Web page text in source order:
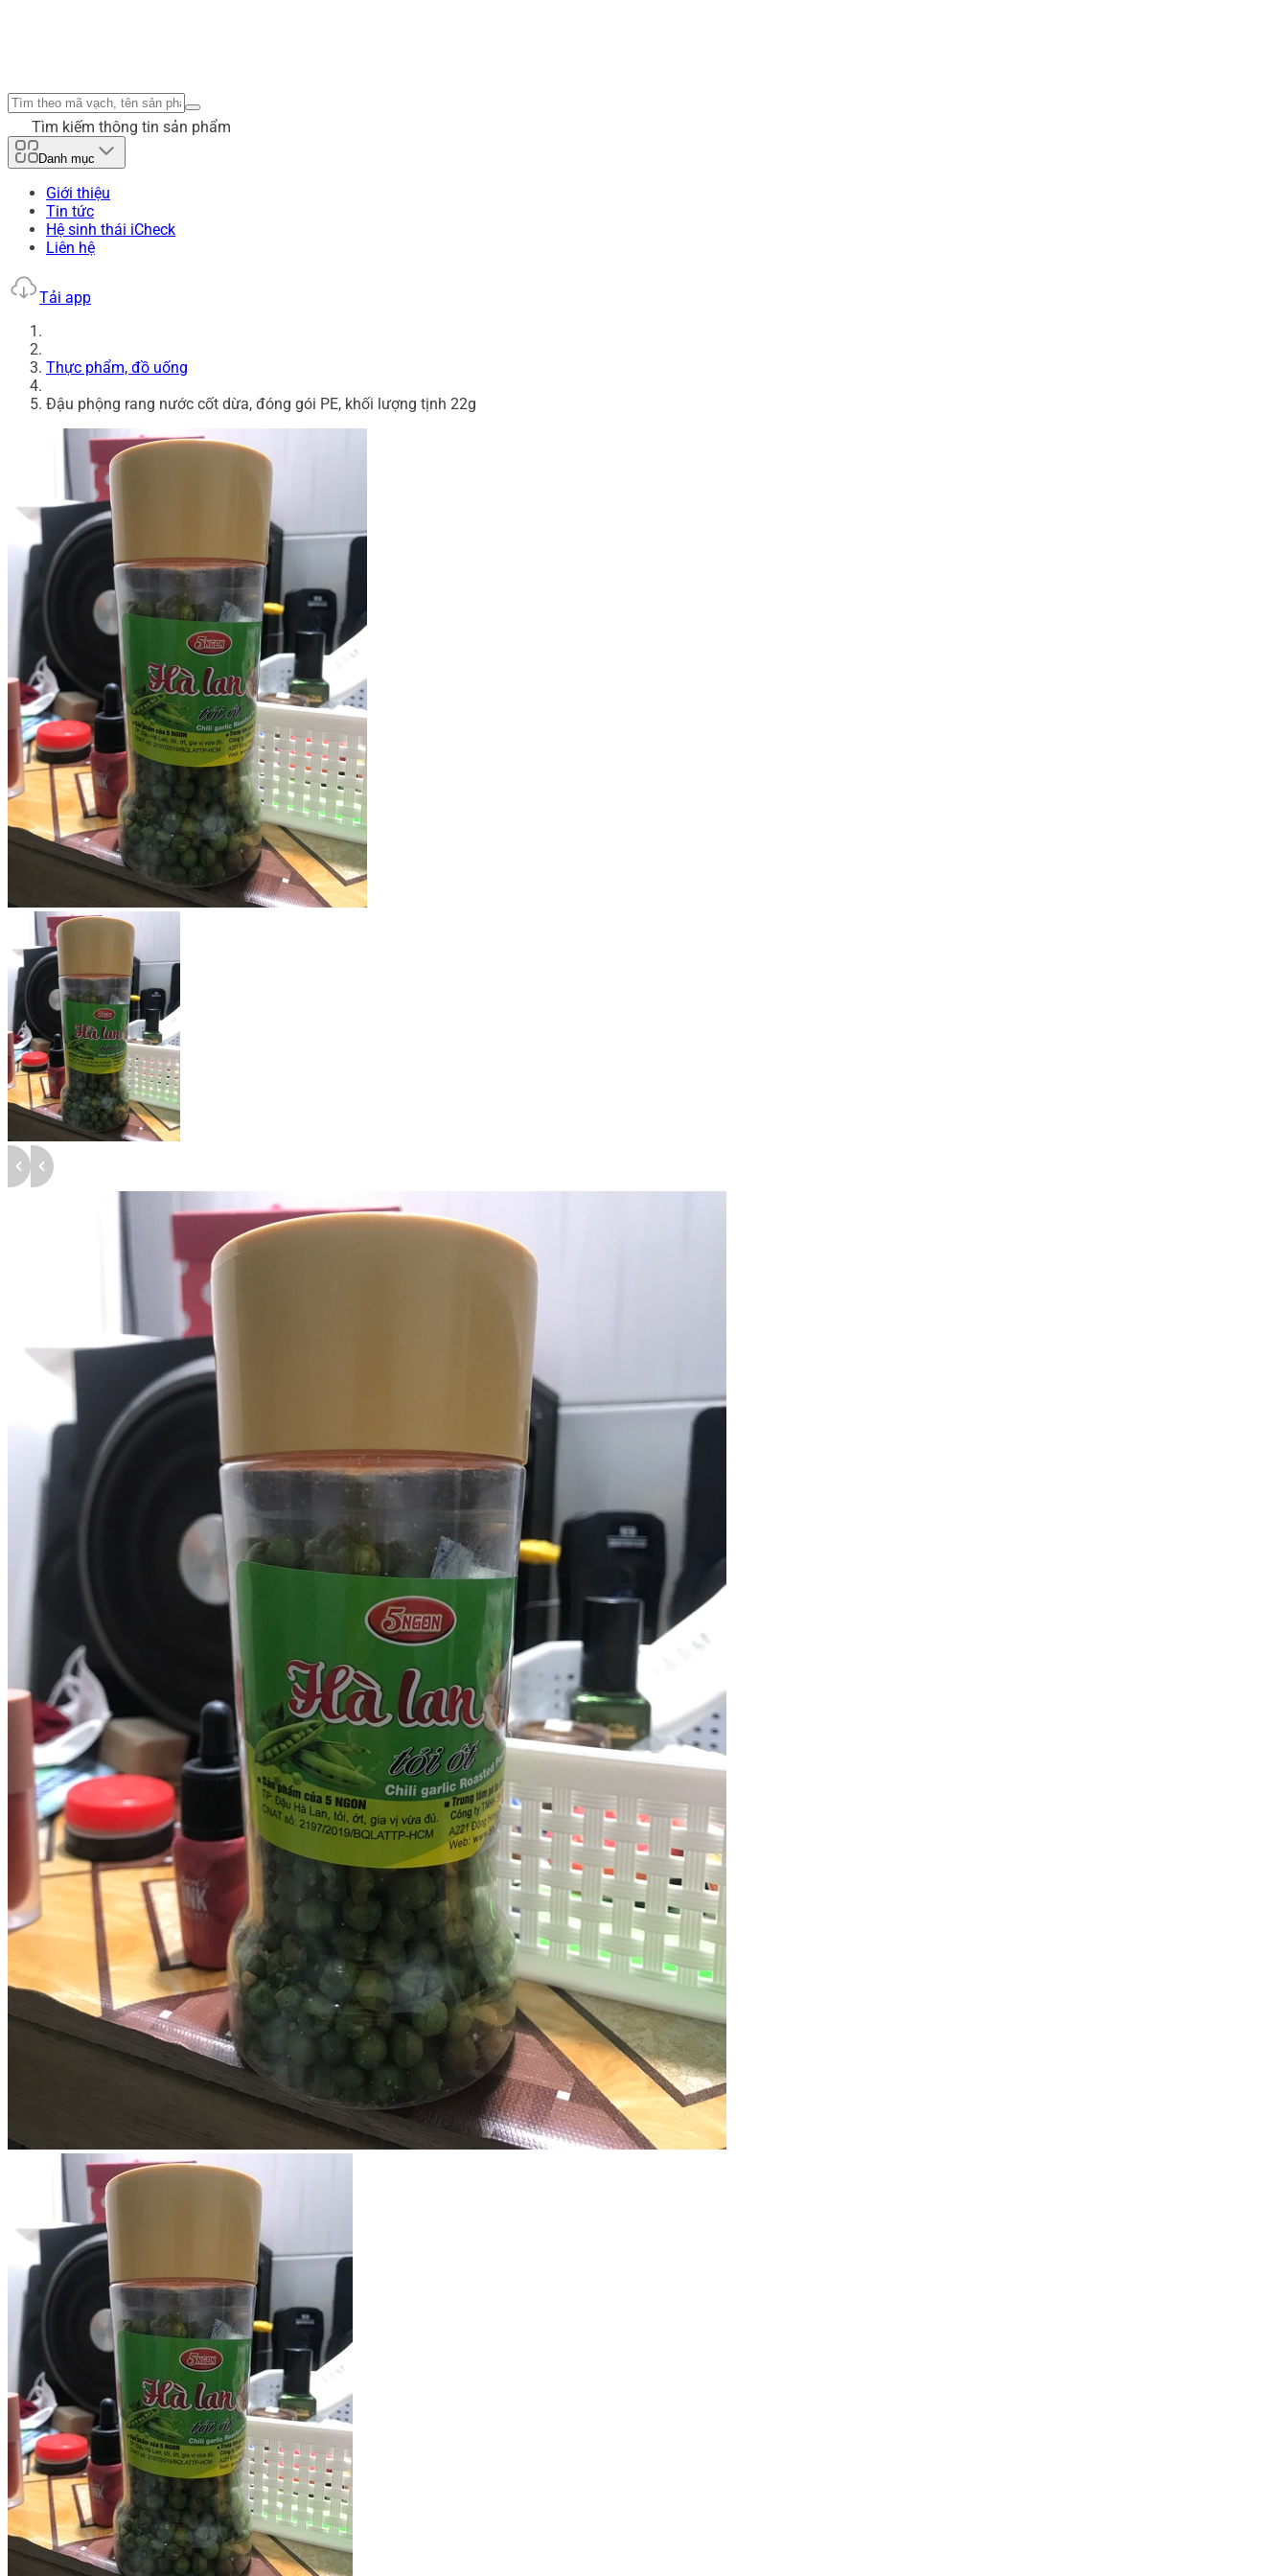
Tìm kiếm thông tin sản phẩm
Danh mục
Giới thiệu
Tin tức
Hệ sinh thái iCheck
Liên hệ
Tải app
Thực phẩm, đồ uống
Đậu phộng rang nước cốt dừa, đóng gói PE, khối lượng tịnh 22g